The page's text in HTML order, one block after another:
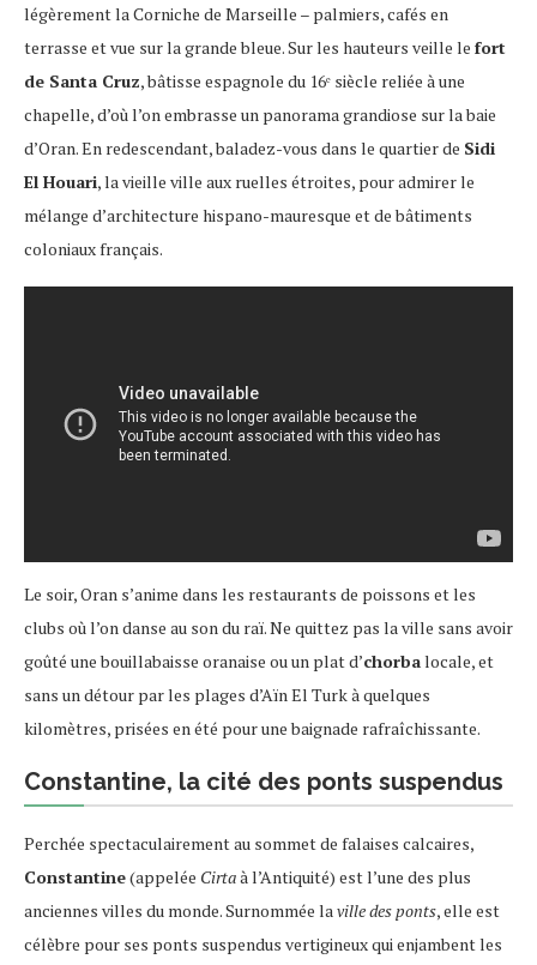
légèrement la Corniche de Marseille – palmiers, cafés en
terrasse et vue sur la grande bleue. Sur les hauteurs veille le fort
de Santa Cruz, bâtisse espagnole du 16ᵉ siècle reliée à une
chapelle, d’où l’on embrasse un panorama grandiose sur la baie
d’Oran. En redescendant, baladez-vous dans le quartier de Sidi
El Houari, la vieille ville aux ruelles étroites, pour admirer le
mélange d’architecture hispano-mauresque et de bâtiments
coloniaux français.
Le soir, Oran s’anime dans les restaurants de poissons et les
clubs où l’on danse au son du raï. Ne quittez pas la ville sans avoir
goûté une bouillabaisse oranaise ou un plat d’chorbalocale, et
sans un détour par les plages d’Aïn El Turk à quelques
kilomètres, prisées en été pour une baignade rafraîchissante.
Constantine, la cité des ponts suspendus
Perchée spectaculairement au sommet de falaises calcaires,
Constantine(appelée Cirtaà l’Antiquité) est l’une des plus
anciennes villes du monde. Surnommée laville des ponts, elle est
célèbre pour ses ponts suspendus vertigineux qui enjambent les